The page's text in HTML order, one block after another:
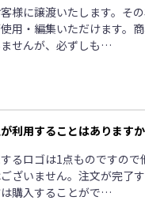
様に譲渡いたします。そ
用・編集いただけます。
せんが、必ずしも…
利用することはあります
るロゴは1点ものですので
ざいません。注文が完了
購入することがで…